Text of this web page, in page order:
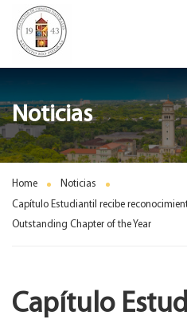
Noticias
Home
Noticias
Capítulo Estudiantil recibe
Outstanding Chapter of the Year
Capítulo